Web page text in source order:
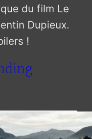
du film Le
Dupieux.
!